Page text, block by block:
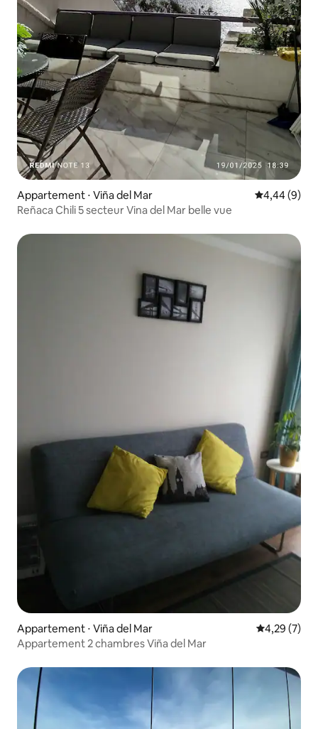
Appartement ⋅ Viña del Mar Évaluation
4,44 (9)
Reñaca Chili 5 secteur Vina del Mar belle vue
Appartement ⋅ Viña del Mar Évaluation
4,29 (7)
Appartement 2 chambres Viña del Mar